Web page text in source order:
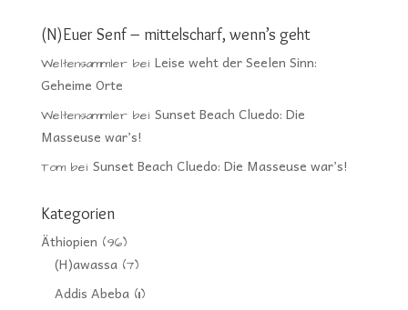
(N)Euer Senf – mittelscharf, wenn’s geht
Weltensammlerbei Leise weht der Seelen Sinn:
Geheime Orte
Weltensammlerbei Sunset Beach Cluedo: Die
Masseuse war’s!
Tombei Sunset Beach Cluedo: Die Masseuse war’s!
Kategorien
Äthiopien (96)
(H)awassa(7)
Addis Abeba(11)